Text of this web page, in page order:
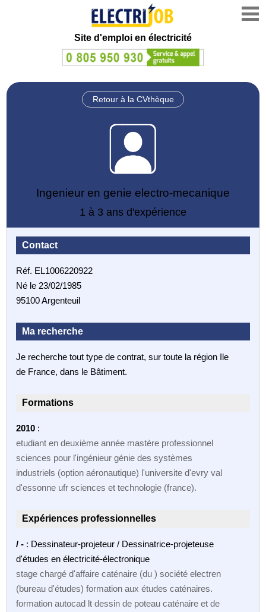
Site d'emploi en électricité
Retour à la CVthèque
Ingenieur en genie electro-mecanique
1 à 3 ans d'expérience
Contact
Réf. EL1006220922
Né le 23/02/1985
95100 Argenteuil
Ma recherche
Je recherche tout type de contrat, sur toute la région Ile
de France, dans le Bâtiment.
Formations
2010 :
etudiant en deuxième année mastère professionnel
sciences pour l'ingénieur génie des systèmes
industriels (option aéronautique) l'universite d'evry val
d'essonne ufr sciences et technologie (france).
Expériences professionnelles
/ - : Dessinateur-projeteur / Dessinatrice-projeteuse
d'études en électricité-électronique
stage chargé d'affaire caténaire (du ) société electren
(bureau d'études) formation aux études caténaires.
formation autocad lt dessin de poteau caténaire et de